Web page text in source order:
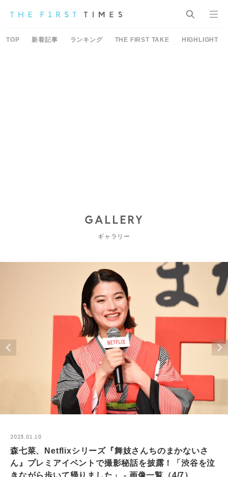
TOP 新着記事 ランキング THE FIRST TAKE HIGHLIGHT
GALLERY
ギャラリー
2023.01.10
森七菜、Netflixシリーズ『舞妓さんちのまかないさ
ん』プレミアイベントで撮影秘話を披露！「渋谷を泣
きながら歩いて帰りました」 - 画像一覧（4/7）